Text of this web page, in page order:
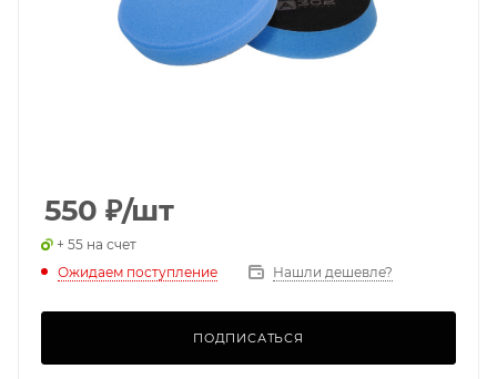
550 ₽/шт
+ 55 на счет
Ожидаем поступление
Нашли дешевле?
ПОДПИСАТЬСЯ